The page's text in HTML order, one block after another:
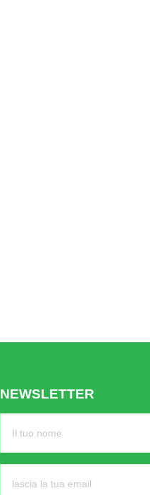
NEWSLETTER